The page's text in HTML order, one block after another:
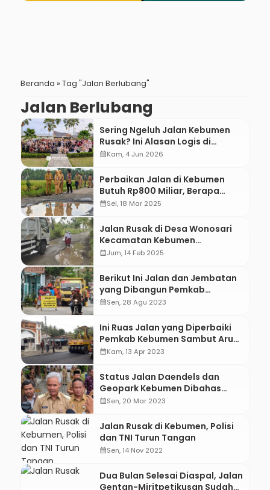
Beranda » Tag "Jalan Berlubang"
Jalan Berlubang
Sering Ngeluh Jalan Kebumen
Rusak? Ini Alasan Logis di
Baliknya!
calendar_monthKam, 4 Jun 2026
Perbaikan Jalan di Kebumen
Butuh Rp800 Miliar, Berapa
Anggaran yang Tersedia?
calendar_monthSel, 18 Mar 2025
Jalan Rusak di Desa Wonosari
Kecamatan Kebumen
Dikeluhkan Warga
calendar_monthJum, 14 Feb 2025
Berikut Ini Jalan dan Jembatan
yang Dibangun Pemkab
Kebumen Sepanjang 2023
calendar_monthSen, 28 Agu 2023
Ini Ruas Jalan yang Diperbaiki
Pemkab Kebumen Sambut Arus
Mudik Lebaran
calendar_monthKam, 13 Apr 2023
Status Jalan Daendels dan
Geopark Kebumen Dibahas
Saat Musrenbangwil
calendar_monthSen, 20 Mar 2023
Jalan Rusak di Kebumen, Polisi
dan TNI Turun Tangan
calendar_monthSen, 14 Nov 2022
Dua Bulan Selesai Diaspal, Jalan
Gentan-Miritpetikusan Sudah